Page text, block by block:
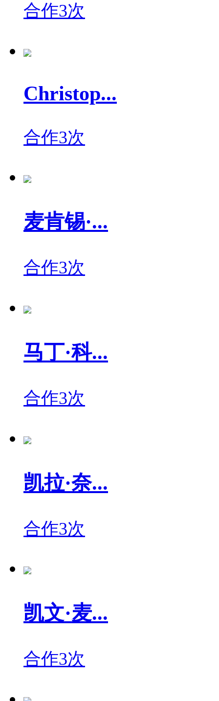
合作3次
Christop...
合作3次
麦肯锡·...
合作3次
马丁·科...
合作3次
凯拉·奈...
合作3次
凯文·麦...
合作3次